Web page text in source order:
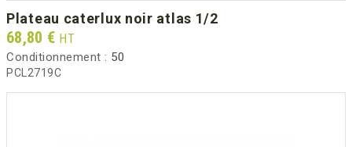
plateau caterlux noir atlas 1/2
Prix
68,80 € HT
Conditionnement : 50
PCL2719C